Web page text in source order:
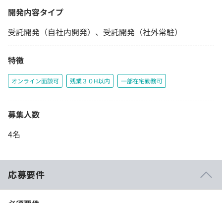
開発内容タイプ
受託開発（自社内開発）、受託開発（社外常駐）
特徴
オンライン面談可 残業３０H以内 一部在宅勤務可
募集人数
4名
応募要件